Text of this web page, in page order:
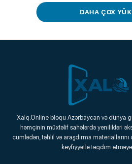
DAHA ÇOX
Onlayn
Xalq.Online bloqu Azərbaycan və dünya
həmçinin müxtəlif sahələrdə yenilikləri
cümlədən, təhlil və araşdırma
keyfiyyətlə təqdim etməyə